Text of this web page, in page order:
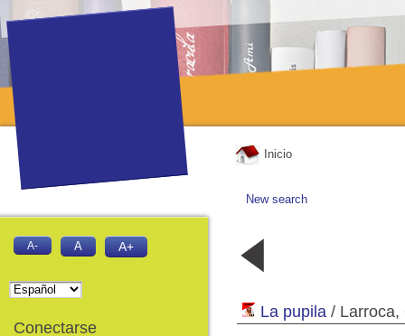
Inicio
New search
La pupila /
A- A A+
Conectarse